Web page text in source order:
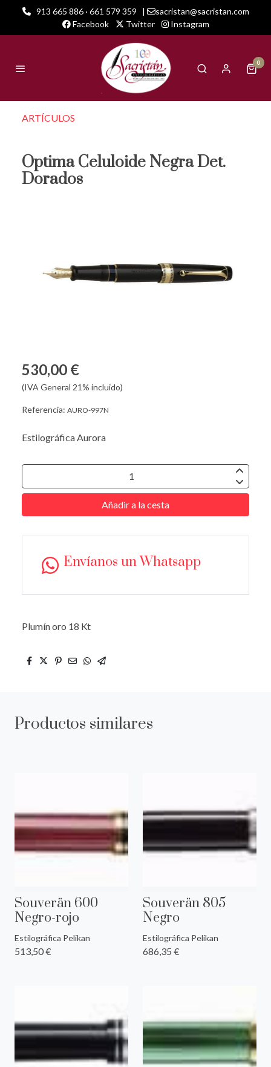
913 665 886 · 661 579 359 |
sacristan@sacristan.com
Facebook
Twitter Instagram
0
ARTÍCULOS
Optima Celuloide Negra Det.
Dorados
530,00 €
(IVA General 21% incluido)
Referencia: AURO-997N
Estilográfica Aurora
Añadir a la cesta
Envíanos un Whatsapp
Plumín oro 18 Kt
Productos similares
Souverän 600
Negro-rojo
Estilográfica Pelikan
513,50 €
Souverän 805
Negro
Estilográfica Pelikan
686,35 €